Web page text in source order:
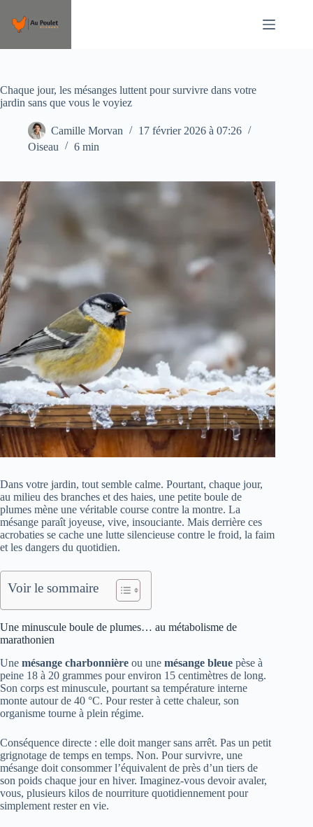
contenu
Chaque jour, les mésanges luttent pour survivre dans votre
jardin sans que vous le voyiez
Camille Morvan
17 février 2026 à 07:26
Oiseau
6 min
Dans votre jardin, tout semble calme. Pourtant, chaque jour,
au milieu des branches et des haies, une petite boule de
plumes mène une véritable course contre la montre. La
mésange paraît joyeuse, vive, insouciante. Mais derrière ces
acrobaties se cache une lutte silencieuse contre le froid, la faim
et les dangers du quotidien.
Voir le sommaire
Une minuscule boule de plumes… au métabolisme de
marathonien
Une mésange charbonnière ou une mésange bleue pèse à
peine 18 à 20 grammes pour environ 15 centimètres de long.
Son corps est minuscule, pourtant sa température interne
monte autour de 40 °C. Pour rester à cette chaleur, son
organisme tourne à plein régime.
Conséquence directe : elle doit manger sans arrêt. Pas un petit
grignotage de temps en temps. Non. Pour survivre, une
mésange doit consommer l’équivalent de près d’un tiers de
son poids chaque jour en hiver. Imaginez-vous devoir avaler,
vous, plusieurs kilos de nourriture quotidiennement pour
simplement rester en vie.